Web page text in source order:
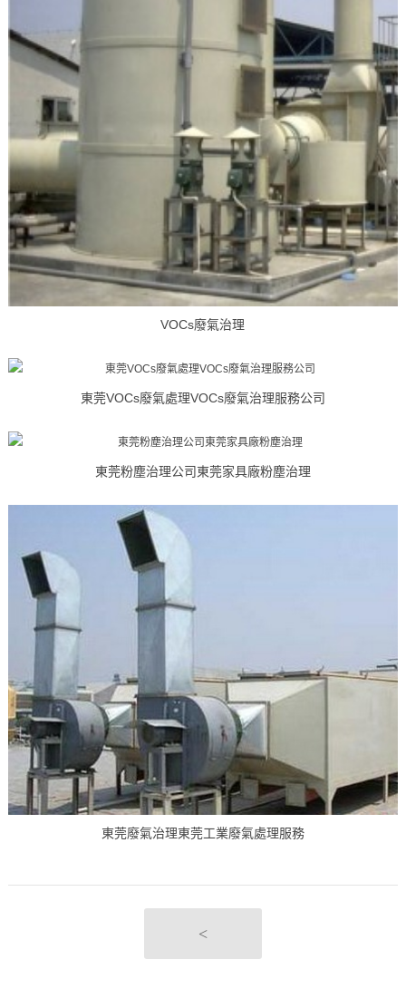
VOCs廢氣治理
東莞VOCs廢氣處理VOCs廢氣治理服務公司
東莞粉塵治理公司東莞家具廠粉塵治理
東莞廢氣治理東莞工業廢氣處理服務
<